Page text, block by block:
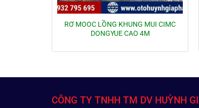
RƠ MOOC LỒNG KHUNG MUI CIMC
DONGYUE CAO 4M
CÔNG TY TNHH TM DV HUỲNH